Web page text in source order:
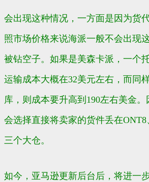
会出现这种情况，一方面是因为货
照市场价格来说海派一般不会出现
被钻空子。如果是美森卡派，一个
运输成本大概在32美元左右，而同
库，则成本要升高到190左右美金
会选择直接将卖家的货件丢在
三个大仓。
如今，亚马逊更新后台后，将进一